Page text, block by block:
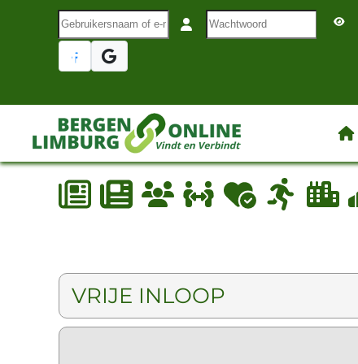
Terug naar hoofdinhoud
Gebruikersnaam of e-mail
VRIJE INLOOP